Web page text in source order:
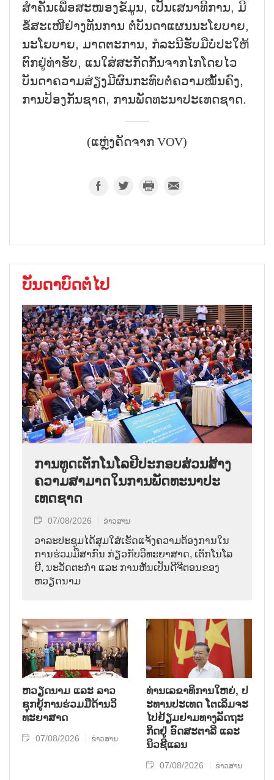
ສຳ​ຄັນ​ເພື່ອ​ສະ​ໜອງ​ຂໍ້​ມູນ, ເປັນ​ເສ​ນາ​ທິ​ການ, ມີ​
ຂໍ້​ສະ​ເໜີ​ຢ່າງ​ທັນ​ການ ຕໍ່​ບັນ​ດາ​ແຜນ​ນະ​ໂຍ​ບາຍ,
ນະ​ໂຍ​ບາຍ, ມາດ​ຕະ​ການ, ກໍ​ລະ​ນີ​ຮັບ​ມື​ບໍ່​ປະ​ໃຫ້​
ຕົກ​ຢູ່​ທ່າ​ຮັບ, ແນ​ໃສ່​ສະ​ກັດ​ກັ້ນ​ຈາກ​ໄກໂດຍ​ໄວ
ບັນ​ດາ​ຄວາມ​ສ່ຽງ​ມີ​ຜົນ​ກະ​ທົບ​ຕໍ່​ຄວາມ​ໝັ້ນ​ຄົງ,
ການ​ປ້ອງ​ກັນ​ຊາດ, ການ​ພັດ​ທະ​ນາ​ປະ​ເທດ​ຊາດ.
(ແຫຼ່ງຄັດຈາກ VOV)
ບັນດາບົດຕໍ່ໄປ
ການ​ທູດ​ເຕັກ​ໂນ​ໂລ​ຢີ​ປະ​ກອບ​ສ່ວນ​ສ້າງ​
ຄວາມ​ສາ​ມາດ​ໃນ​ການ​ພັດ​ທະ​ນາ​ປະ​
ເທດ​ຊາດ
07/08/2026 ຂ່າວສານ
ວາ​ລະ​ປະ​ຊຸມ​ໄດ້​ສຸມ​ໃສ່​ເຮັດ​ແຈ້ງ​ຄວາມ​ຕ້ອງ​ການ​ໃນ​
ການ​ຮ່ວມ​ມື​ສາ​ກົນ ກ່ຽວ​ກັບ​ວິ​ທະ​ຍາ​ສາດ, ເຕັກ​ໂນ​ໂລ​
ຢີ, ນະ​ວັດ​ຕະ​ກຳ ແລະ ການ​ຫັນ​ເປັນ​ດີ​ຈີ​ຕອນ​ຂອງ
ຫວຽດ​ນາມ
ຫວຽດ​ນາມ ແລະ ລາວ​
ຊຸກ​ຍູ້​ການ​ຮ່ວມ​ມື​ດ້ານວ​ິ​
ທະ​ຍາ​ສາດ
07/08/2026 ຂ່າວສານ
ທ່ານ​ເລ​ຂາ​ທິ​ການ​ໃຫຍ່, ປ​
ະ​ທານ​ປະ​ເທດ ໂຕ​ເລິມ​ຈະ​
ໄປ​ຢ້ຽມ​ຢາມ​ທາງ​ລັດ​ຖະ​
ກິດ​ຢູ່ ອົດ​ສະ​ຕາ​ລີ ແລະ
ນິວ​ຊີ​ແລນ
07/08/2026 ຂ່າວສານ